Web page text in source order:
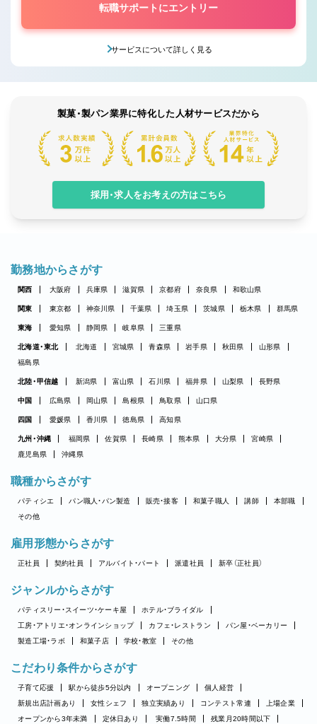
転職サポートにエントリー
サービスについて詳しく見る
製菓・製パン業界に特化した人材サービスだから
採用・求人をお考えの方はこちら
勤務地からさがす
関西 大阪府 兵庫県 滋賀県 京都府 奈良県 和歌山県
関東 東京都 神奈川県 千葉県 埼玉県 茨城県 栃木県 群馬県
東海 愛知県 静岡県 岐阜県 三重県
北海道・東北 北海道 宮城県 青森県 岩手県 秋田県
山形県
福島県
北陸・甲信越 新潟県 富山県 石川県 福井県 山梨県 長野県
中国 広島県 岡山県 島根県 鳥取県 山口県
四国 愛媛県 香川県 徳島県 高知県
九州・沖縄 福岡県 佐賀県 長崎県 熊本県 大分県
宮崎県
鹿児島県
沖縄県
職種からさがす
パティシエ パン職人・パン製造 販売・接客 和菓子職人 講師
本部職
その他
雇用形態からさがす
正社員 契約社員 アルバイト・パート 派遣社員 新卒（正社員）
ジャンルからさがす
パティスリー・スイーツ・ケーキ屋
ホテル・ブライダル
工房・アトリエ・オンラインショップ
カフェ・レストラン
パン屋・ベーカリー
製造工場・ラボ
和菓子店 学校・教室 その他
こだわり条件からさがす
子育て応援 駅から徒歩5分以内 オープニング
個人経営
新規出店計画あり
女性シェフ 独立実績あり コンテスト常連
上場企業
オープンから3年未満
定休日あり 実働7.5時間
残業月20時間以下